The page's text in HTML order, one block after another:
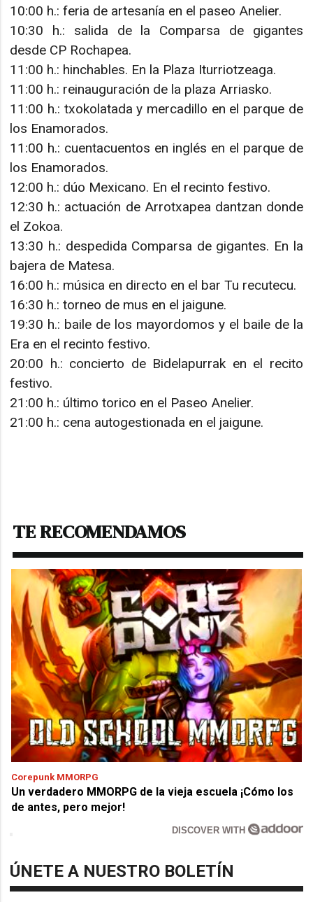
10:00 h.: feria de artesanía en el paseo Anelier.
10:30 h.: salida de la Comparsa de gigantes
desde CP Rochapea.
11:00 h.: hinchables. En la Plaza Iturriotzeaga.
11:00 h.: reinauguración de la plaza Arriasko.
11:00 h.: txokolatada y mercadillo en el parque de
los Enamorados.
11:00 h.: cuentacuentos en inglés en el parque de
los Enamorados.
12:00 h.: dúo Mexicano. En el recinto festivo.
12:30 h.: actuación de Arrotxapea dantzan donde
el Zokoa.
13:30 h.: despedida Comparsa de gigantes. En la
bajera de Matesa.
16:00 h.: música en directo en el bar Tu recutecu.
16:30 h.: torneo de mus en el jaigune.
19:30 h.: baile de los mayordomos y el baile de la
Era en el recinto festivo.
20:00 h.: concierto de Bidelapurrak en el recito
festivo.
21:00 h.: último torico en el Paseo Anelier.
21:00 h.: cena autogestionada en el jaigune.
TE RECOMENDAMOS
Corepunk MMORPG
Un verdadero MMORPG de la vieja escuela ¡Cómo los
de antes, pero mejor!
DISCOVER WITH
ÚNETE A NUESTRO BOLETÍN